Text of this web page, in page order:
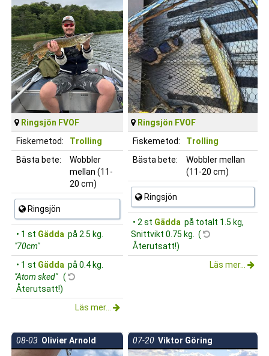
Ringsjön FVOF
Fiskemetod:
Trolling
Bästa bete:
Wobbler
mellan (11-
20 cm)
Ringsjön
• 1 st Gädda på 2.5 kg.
"70cm"
• 1 st Gädda på 0.4 kg.
"Atom sked" (
Återutsatt!)
Läs mer...
Ringsjön FVOF
Fiskemetod:
Trolling
Bästa bete:
Wobbler mellan
(11-20 cm)
Ringsjön
• 2 st Gädda på totalt 1.5 kg,
Snittvikt 0.75 kg. (
Återutsatt!)
Läs mer...
08-03 Olivier Arnold 07-20 Viktor Göring